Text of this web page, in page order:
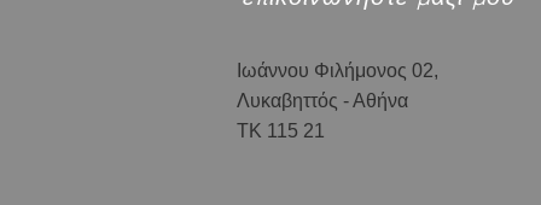
Ιωάννου Φιλήμονος 02,
Λυκαβηττός - Αθήνα
ΤΚ 115 21